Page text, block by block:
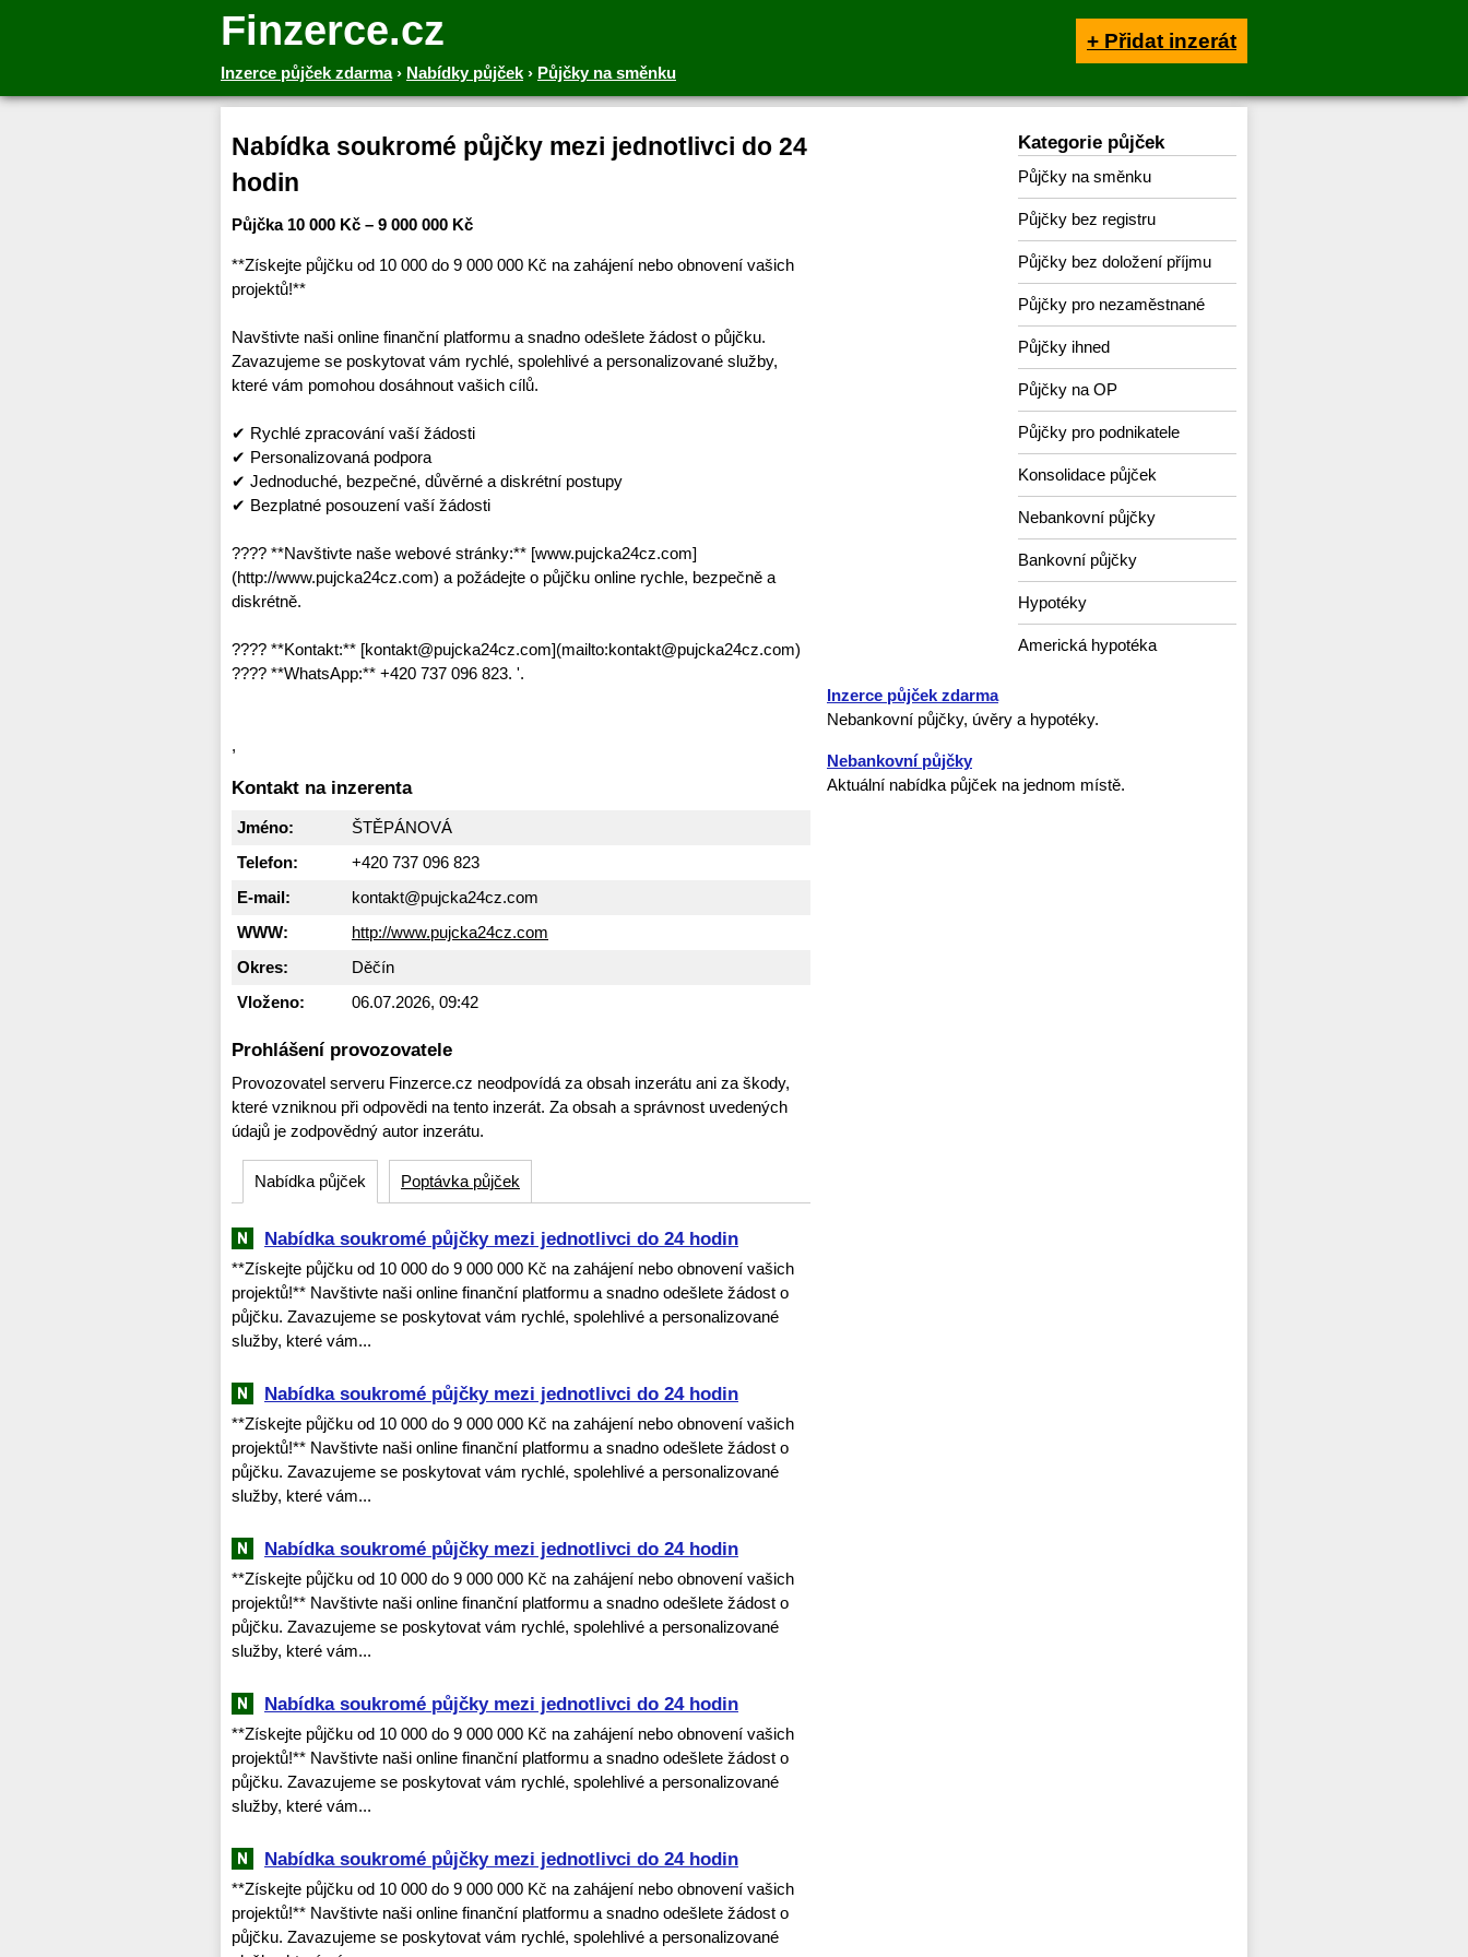
Finzerce.cz
Inzerce půjček zdarma› Nabídky půjček › Půjčky na směnku
+ Přidat inzerát
Nabídka soukromé půjčky mezi jednotlivci do 24
hodin
Půjčka 10 000 Kč – 9 000 000 Kč
**Získejte půjčku od 10 000 do 9 000 000 Kč na zahájení nebo obnovení vašich
projektů!**
Navštivte naši online finanční platformu a snadno odešlete žádost o půjčku.
Zavazujeme se poskytovat vám rychlé, spolehlivé a personalizované služby,
které vám pomohou dosáhnout vašich cílů.
✔ Rychlé zpracování vaší žádosti
✔ Personalizovaná podpora
✔ Jednoduché, bezpečné, důvěrné a diskrétní postupy
✔ Bezplatné posouzení vaší žádosti
???? **Navštivte naše webové stránky:** [www.pujcka24cz.com]
(http://www.pujcka24cz.com) a požádejte o půjčku online rychle, bezpečně a
diskrétně.
???? **Kontakt:** [kontakt@pujcka24cz.com](mailto:kontakt@pujcka24cz.com)
???? **WhatsApp:** +420 737 096 823. '.
,
Kontakt na inzerenta
Jméno:
ŠTĚPÁNOVÁ
Telefon:
+420 737 096 823
E-mail:
kontakt@pujcka24cz.com
WWW:
http://www.pujcka24cz.com
Okres:
Děčín
Vloženo:
06.07.2026, 09:42
Prohlášení provozovatele
Provozovatel serveru Finzerce.cz neodpovídá za obsah inzerátu ani za škody,
které vzniknou při odpovědi na tento inzerát. Za obsah a správnost uvedených
údajů je zodpovědný autor inzerátu.
Nabídka půjček Poptávka půjček
Nabídka soukromé půjčky mezi jednotlivci do 24 hodin
**Získejte půjčku od 10 000 do 9 000 000 Kč na zahájení nebo obnovení vašich
projektů!** Navštivte naši online finanční platformu a snadno odešlete žádost o
půjčku. Zavazujeme se poskytovat vám rychlé, spolehlivé a personalizované
služby, které vám...
Nabídka soukromé půjčky mezi jednotlivci do 24 hodin
**Získejte půjčku od 10 000 do 9 000 000 Kč na zahájení nebo obnovení vašich
projektů!** Navštivte naši online finanční platformu a snadno odešlete žádost o
půjčku. Zavazujeme se poskytovat vám rychlé, spolehlivé a personalizované
služby, které vám...
Nabídka soukromé půjčky mezi jednotlivci do 24 hodin
**Získejte půjčku od 10 000 do 9 000 000 Kč na zahájení nebo obnovení vašich
projektů!** Navštivte naši online finanční platformu a snadno odešlete žádost o
půjčku. Zavazujeme se poskytovat vám rychlé, spolehlivé a personalizované
služby, které vám...
Nabídka soukromé půjčky mezi jednotlivci do 24 hodin
**Získejte půjčku od 10 000 do 9 000 000 Kč na zahájení nebo obnovení vašich
projektů!** Navštivte naši online finanční platformu a snadno odešlete žádost o
půjčku. Zavazujeme se poskytovat vám rychlé, spolehlivé a personalizované
služby, které vám...
Nabídka soukromé půjčky mezi jednotlivci do 24 hodin
**Získejte půjčku od 10 000 do 9 000 000 Kč na zahájení nebo obnovení vašich
projektů!** Navštivte naši online finanční platformu a snadno odešlete žádost o
půjčku. Zavazujeme se poskytovat vám rychlé, spolehlivé a personalizované
Kategorie půjček
Půjčky na směnku
Půjčky bez registru
Půjčky bez doložení příjmu
Půjčky pro nezaměstnané
Půjčky ihned
Půjčky na OP
Půjčky pro podnikatele
Konsolidace půjček
Nebankovní půjčky
Bankovní půjčky
Hypotéky
Americká hypotéka
Inzerce půjček zdarma
Nebankovní půjčky, úvěry a hypotéky.
Nebankovní půjčky
Aktuální nabídka půjček na jednom místě.